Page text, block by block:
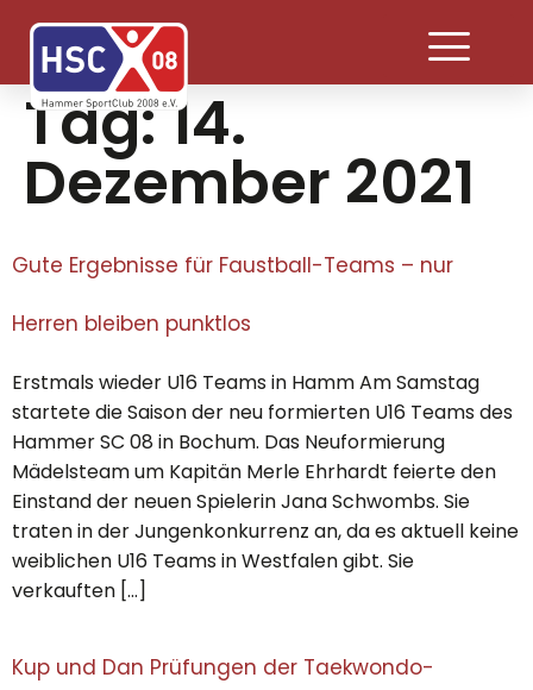
Tag:14.
Dezember 2021
Gute Ergebnisse für Faustball-Teams – nur
Herren bleiben punktlos
Erstmals wieder U16 Teams in Hamm Am Samstag
startete die Saison der neu formierten U16 Teams des
Hammer SC 08 in Bochum. Das Neuformierung
Mädelsteam um Kapitän Merle Ehrhardt feierte den
Einstand der neuen Spielerin Jana Schwombs. Sie
traten in der Jungenkonkurrenz an, da es aktuell keine
weiblichen U16 Teams in Westfalen gibt. Sie
verkauften […]
Kup und Dan Prüfungen der Taekwondo-